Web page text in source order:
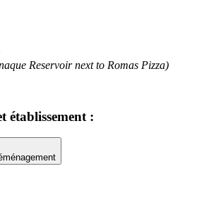
Reservoir next to Romas Pizza)
établissement :